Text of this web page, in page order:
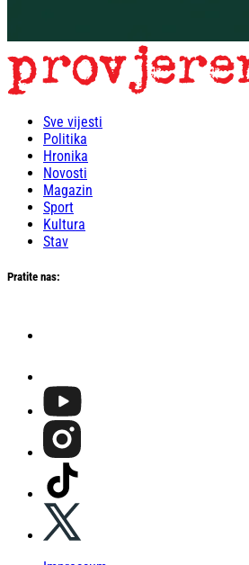
Sve vijesti
Politika
Hronika
Novosti
Magazin
Sport
Kultura
Stav
Pratite nas: